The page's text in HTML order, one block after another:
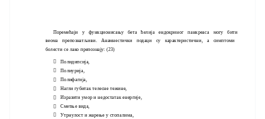
Поремећаји у функционисању бета ћелија ендокриног панкреаса могу бити
веома препознатљиви. Анамнестички подаци су карактеристични, а симптоми
болести се лако препознају: (23)

Полидипсија,

Полиурија,

Полифагија,

Нагли губитак телесне тежине,

Изразити умор и недостатак енергије,

Сметње вида,

Утрнулост и жарење у стопалима,